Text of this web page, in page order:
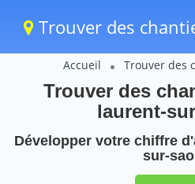
Trouver des
Accueil Trouver des
Trouver des
laurent-
Développer votre chiffre
sur-